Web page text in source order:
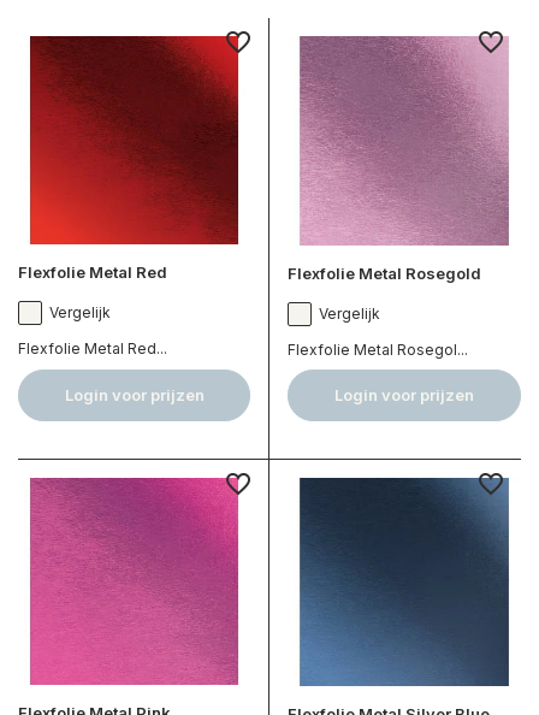
Flexfolie Metal Red
Vergelijk
Flexfolie Metal Red...
Login voor prijzen
Flexfolie Metal Rosegold
Vergelijk
Flexfolie Metal Rosegol...
Login voor prijzen